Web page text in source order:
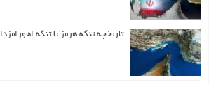
تاریخچه تنگه هرمز یا تنگه اهورامزدا